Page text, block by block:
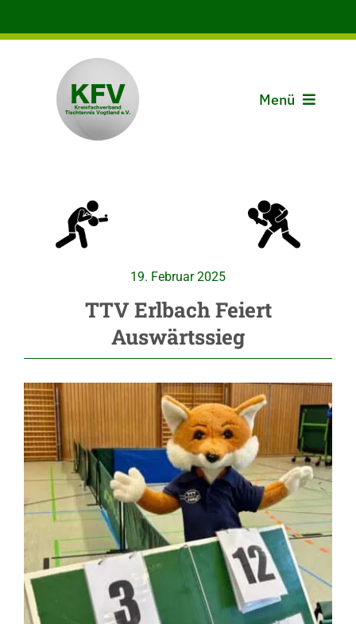
Inhalt
Menü
Spielbetrieb
19. Februar 2025
TTV Erlbach Feiert
Auswärtssieg